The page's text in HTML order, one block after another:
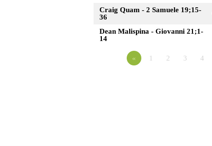
Craig Quam - 2 Samuele 19;15-
36
Dean Malispina - Giovanni 21;1-
14
« 1 2 3 4